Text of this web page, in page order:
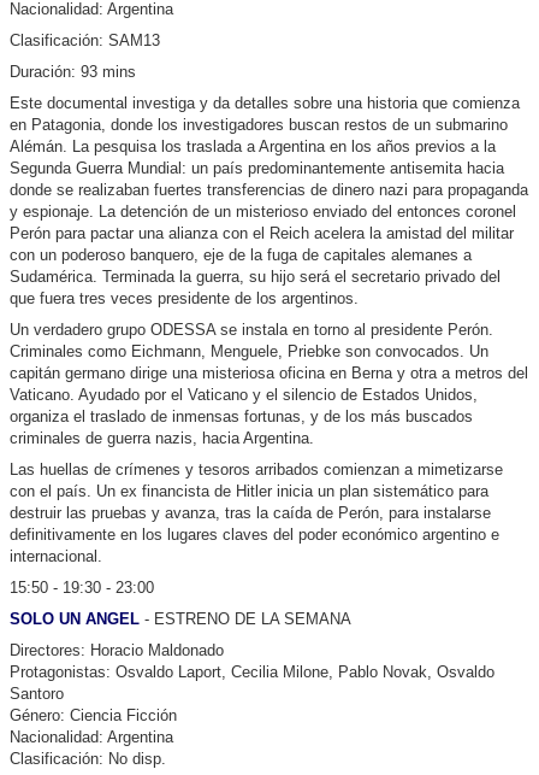
Nacionalidad: Argentina
Clasificación: SAM13
Duración: 93 mins
Este documental investiga y da detalles sobre una historia que comienza
en Patagonia, donde los investigadores buscan restos de un submarino
Alémán. La pesquisa los traslada a Argentina en los años previos a la
Segunda Guerra Mundial: un país predominantemente antisemita hacia
donde se realizaban fuertes transferencias de dinero nazi para propaganda
y espionaje. La detención de un misterioso enviado del entonces coronel
Perón para pactar una alianza con el Reich acelera la amistad del militar
con un poderoso banquero, eje de la fuga de capitales alemanes a
Sudamérica. Terminada la guerra, su hijo será el secretario privado del
que fuera tres veces presidente de los argentinos.
Un verdadero grupo ODESSA se instala en torno al presidente Perón.
Criminales como Eichmann, Menguele, Priebke son convocados. Un
capitán germano dirige una misteriosa oficina en Berna y otra a metros del
Vaticano. Ayudado por el Vaticano y el silencio de Estados Unidos,
organiza el traslado de inmensas fortunas, y de los más buscados
criminales de guerra nazis, hacia Argentina.
Las huellas de crímenes y tesoros arribados comienzan a mimetizarse
con el país. Un ex financista de Hitler inicia un plan sistemático para
destruir las pruebas y avanza, tras la caída de Perón, para instalarse
definitivamente en los lugares claves del poder económico argentino e
internacional.
15:50 - 19:30 - 23:00
SOLO UN ANGEL - ESTRENO DE LA SEMANA
Directores: Horacio Maldonado
Protagonistas: Osvaldo Laport, Cecilia Milone, Pablo Novak, Osvaldo
Santoro
Género: Ciencia Ficción
Nacionalidad: Argentina
Clasificación: No disp.